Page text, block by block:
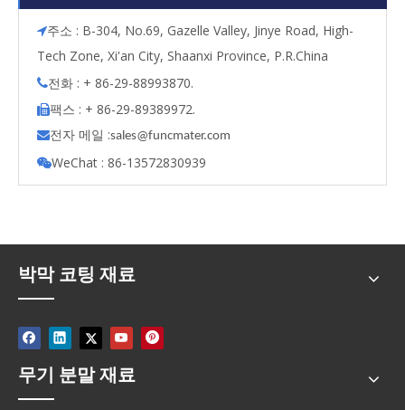
주소 : B-304, No.69, Gazelle Valley, Jinye Road, High-
Tech Zone, Xi'an City, Shaanxi Province, P.R.China
전화 : + 86-29-88993870.
팩스 : + 86-29-89389972.
전자 메일 :sales@funcmater.com
WeChat : 86-13572830939
박막 코팅 재료
무기 분말 재료